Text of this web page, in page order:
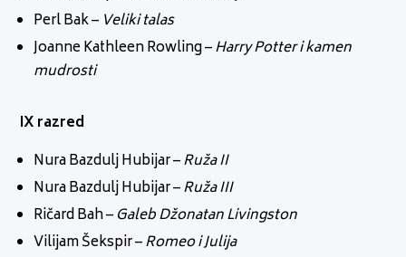
Perl Bak – Veliki talas
Joanne Kathleen Rowling –Harry Potter i kamen
mudrosti
IX razred
Nura Bazdulj Hubijar –Ruža II
Nura Bazdulj Hubijar –Ruža III
Ričard Bah –Galeb Džonatan Livingston
Vilijam Šekspir –Romeo i Julija